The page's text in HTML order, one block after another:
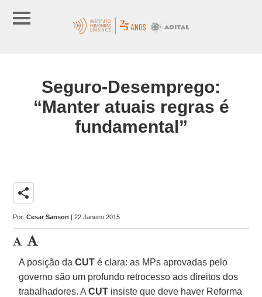
Seguro-Desemprego:
“Manter atuais regras é
fundamental”
share
Por:Cesar Sanson | 22 Janeiro 2015
A posição daCUT é clara: as MPs aprovadas pelo
governo são um profundo retrocesso aos direitos dos
trabalhadores. ACUT insiste que deve haver Reforma